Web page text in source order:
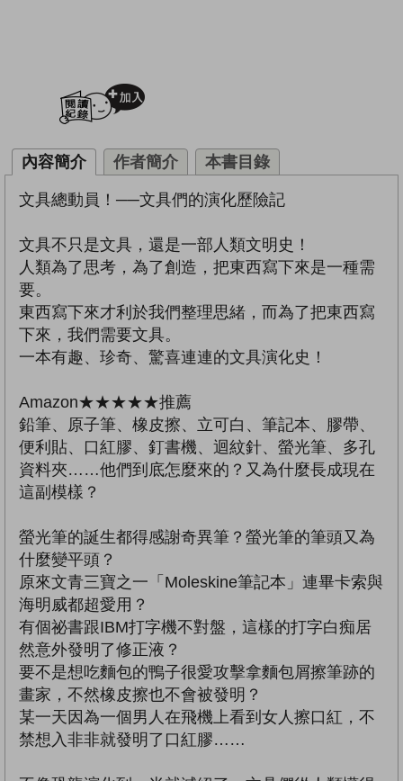
內容簡介 作者簡介 本書目錄
文具總動員！──文具們的演化歷險記
文具不只是文具，還是一部人類文明史！
人類為了思考，為了創造，把東西寫下來是一種需
要。
東西寫下來才利於我們整理思緒，而為了把東西寫
下來，我們需要文具。
一本有趣、珍奇、驚喜連連的文具演化史！
Amazon★★★★★推薦
鉛筆、原子筆、橡皮擦、立可白、筆記本、膠帶、
便利貼、口紅膠、釘書機、迴紋針、螢光筆、多孔
資料夾……他們到底怎麼來的？又為什麼長成現在
這副模樣？
螢光筆的誕生都得感謝奇異筆？螢光筆的筆頭又為
什麼變平頭？
原來文青三寶之一「Moleskine筆記本」連畢卡索與
海明威都超愛用？
有個祕書跟IBM打字機不對盤，這樣的打字白痴居
然意外發明了修正液？
要不是想吃麵包的鴨子很愛攻擊拿麵包屑擦筆跡的
畫家，不然橡皮擦也不會被發明？
某一天因為一個男人在飛機上看到女人擦口紅，不
禁想入非非就發明了口紅膠……